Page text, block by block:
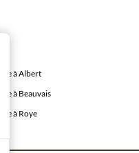
à Albert
à Beauvais
à Roye